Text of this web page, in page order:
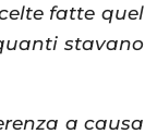
fatte quel
stavano
a causa